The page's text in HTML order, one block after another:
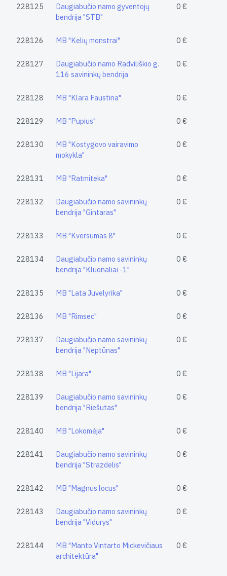
228125
Daugiabučio namo gyventojų
bendrija "STB"
0 €
228126 MB "Kelių monstrai" 0 €
228127
Daugiabučio namo Radviliškio g.
116 savininkų bendrija
0 €
228128 MB "Klara Faustina" 0 €
228129 MB "Pupius" 0 €
228130
MB "Kostygovo vairavimo
mokykla"
0 €
228131 MB "Ratmiteka" 0 €
228132
Daugiabučio namo savininkų
bendrija "Gintaras"
0 €
228133 MB "Kversumas 8" 0 €
228134
Daugiabučio namo savininkų
bendrija "Kluonaliai -1"
0 €
228135 MB "Lata Juvelyrika" 0 €
228136 MB "Rimsec" 0 €
228137
Daugiabučio namo savininkų
bendrija "Neptūnas"
0 €
228138 MB "Lijara" 0 €
228139
Daugiabučio namo savininkų
bendrija "Riešutas"
0 €
228140 MB "Lokomėja" 0 €
228141
Daugiabučio namo savininkų
bendrija "Strazdelis"
0 €
228142 MB "Magnus locus" 0 €
228143
Daugiabučio namo savininkų
bendrija "Vidurys"
0 €
228144
MB "Manto Vintarto Mickevičiaus
architektūra"
0 €